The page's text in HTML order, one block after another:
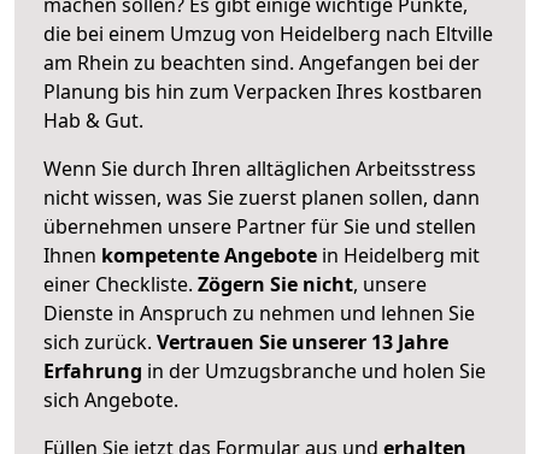
die bei einem Umzug von Heidelberg nach Eltville
am Rhein zu beachten sind. Angefangen bei der
Planung bis hin zum Verpacken Ihres kostbaren
Hab & Gut.
Wenn Sie durch Ihren alltäglichen Arbeitsstress
nicht wissen, was Sie zuerst planen sollen, dann
übernehmen unsere Partner für Sie und stellen
Ihnen kompetente Angebote in Heidelberg mit
einer Checkliste. Zögern Sie nicht, unsere
Dienste in Anspruch zu nehmen und lehnen Sie
sich zurück. Vertrauen Sie unserer 13 Jahre
Erfahrung in der Umzugsbranche und holen Sie
sich Angebote.
Füllen Sie jetzt das Formular aus und erhalten